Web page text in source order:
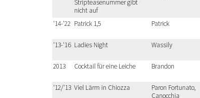
Stripteasenummer gibt
nicht auf
'14-'22 Patrick 1,5 Patrick
'13-'16 Ladies Night Wassily
2013
Cocktail für eine Leiche Brandon
'12/'13 Viel Lärm in Chiozza
Paron Fortunato,
Canocchia